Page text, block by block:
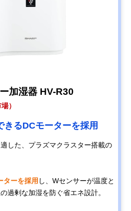
加湿器 HV-R30
）
きるDCモーターを採用
した、プラズマクラスター搭載の
ターを採用 し、Wセンサーが温度と
過剰な加湿を防ぐ省エネ設計。